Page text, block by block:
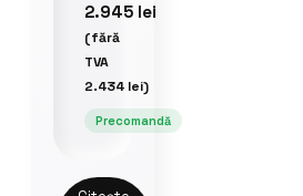
2.945 lei
(fără
TVA
2.434 lei)
Precomandă